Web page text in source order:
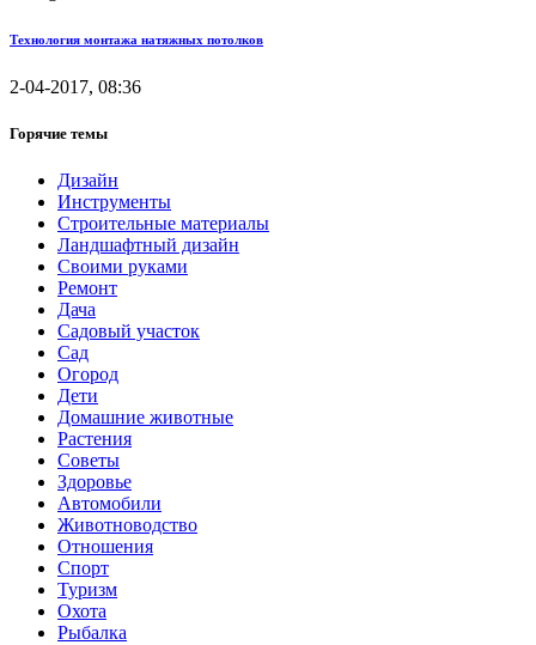
Технология монтажа натяжных потолков
2-04-2017, 08:36
Горячие темы
Дизайн
Инструменты
Строительные материалы
Ландшафтный дизайн
Своими руками
Ремонт
Дача
Садовый участок
Сад
Огород
Дети
Домашние животные
Растения
Советы
Здоровье
Автомобили
Животноводство
Отношения
Спорт
Туризм
Охота
Рыбалка